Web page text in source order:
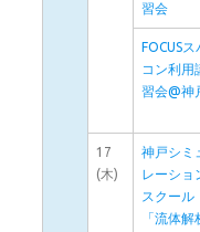
習会
FOCUSス
コン利用
習会@神
17
(木)
神戸シミ
レーショ
スクール
「流体解